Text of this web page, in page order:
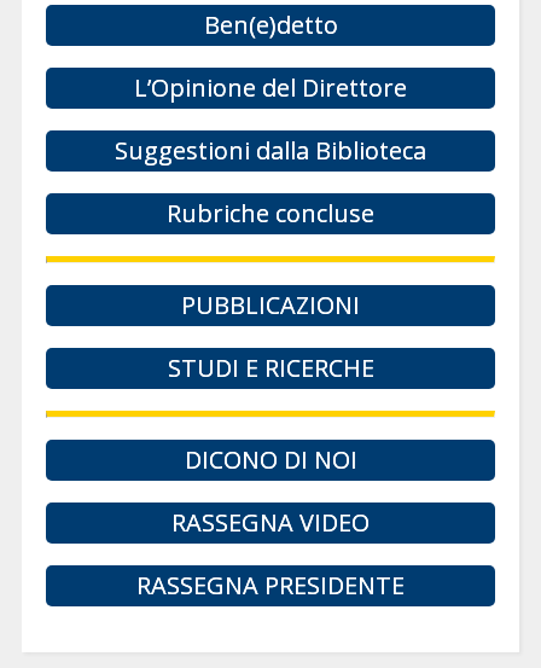
Ben(e)detto
L’Opinione del Direttore
Suggestioni dalla Biblioteca
Rubriche concluse
PUBBLICAZIONI
STUDI E RICERCHE
DICONO DI NOI
RASSEGNA VIDEO
RASSEGNA PRESIDENTE